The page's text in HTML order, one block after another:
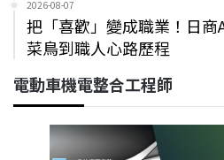
2026-08-07
把「喜歡」變成職業！日
菜鳥到職人心路歷程
電動車機電整合工程師